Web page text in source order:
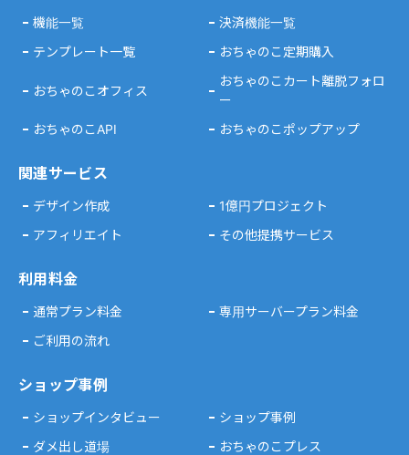
機能一覧
決済機能一覧
テンプレート一覧
おちゃのこ定期購入
おちゃのこオフィス
おちゃのこカート離脱フォロ
ー
おちゃのこAPI
おちゃのこポップアップ
関連サービス
デザイン作成
1億円プロジェクト
アフィリエイト
その他提携サービス
利用料金
通常プラン料金
専用サーバープラン料金
ご利用の流れ
ショップ事例
ショップインタビュー
ショップ事例
ダメ出し道場
おちゃのこプレス